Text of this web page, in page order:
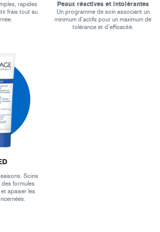
rapides
frais tout au
Peaux réactives et intolérantes
Un programme de soin associant un
minimum d’actifs pour un maximum de
tolérance et d’efficacité.
Soins
formules
apaiser les